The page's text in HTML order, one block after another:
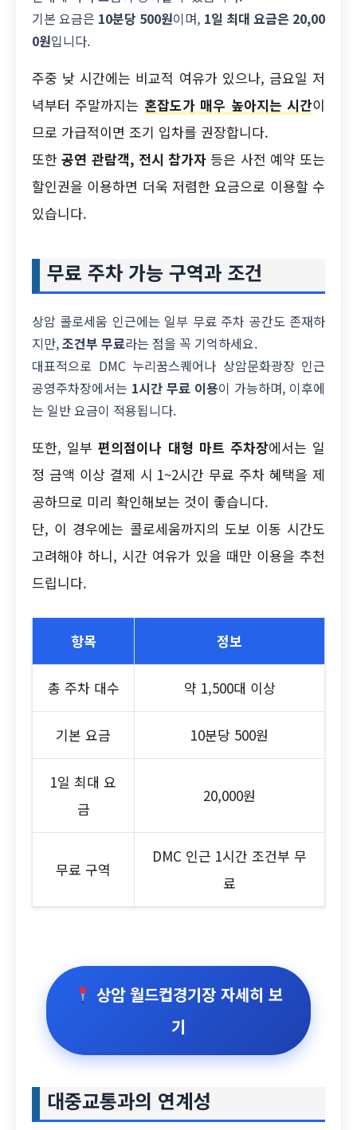
기본 요금은 10분당 500원이며, 1일 최대 요금은 20,00
0원입니다.
주중 낮 시간에는 비교적 여유가 있으나, 금요일 저
녁부터 주말까지는 혼잡도가 매우 높아지는 시간이
므로 가급적이면 조기 입차를 권장합니다.
또한공연 관람객, 전시 참가자 등은 사전 예약 또는
할인권을 이용하면 더욱 저렴한 요금으로 이용할 수
있습니다.
무료 주차 가능 구역과 조건
상암 콜로세움 인근에는 일부 무료 주차 공간도 존재하
지만,조건부 무료라는 점을 꼭 기억하세요.
대표적으로 DMC 누리꿈스퀘어나 상암문화광장 인근
공영주차장에서는 1시간 무료 이용이 가능하며, 이후에
는 일반 요금이 적용됩니다.
또한, 일부편의점이나 대형 마트 주차장에서는 일
정 금액 이상 결제 시 1~2시간 무료 주차 혜택을 제
공하므로 미리 확인해보는 것이 좋습니다.
단, 이 경우에는 콜로세움까지의 도보 이동 시간도
고려해야 하니, 시간 여유가 있을 때만 이용을 추천
드립니다.
항목 정보
총 주차 대수 약 1,500대 이상
기본 요금 10분당 500원
1일 최대 요
금
20,000원
무료 구역
DMC 인근 1시간 조건부 무
료
상암 월드컵경기장 자세히 보
기
대중교통과의 연계성